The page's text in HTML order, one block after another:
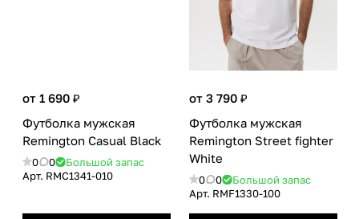
от 1 690 ₽
Футболка мужская
Remington Casual Вlack
0 0
Большой запас
Арт. RMС1341-010
от 3 790 ₽
Футболка мужская
Remington Street fighter
White
0 0
Большой запас
Арт. RMF1330-100